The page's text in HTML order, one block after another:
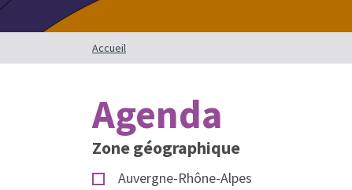
Accueil
Agenda
Zone géographique
Auvergne-Rhône-Alpes